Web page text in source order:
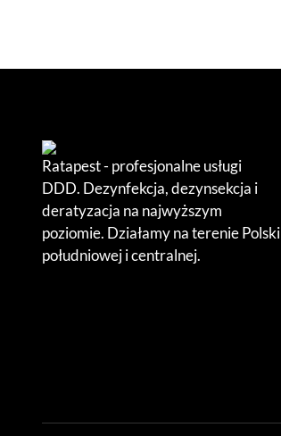
Ratapest - profesjonalne usługi
DDD. Dezynfekcja, dezynsekcja i
deratyzacja na najwyższym
poziomie. Działamy na terenie Polski
południowej i centralnej.